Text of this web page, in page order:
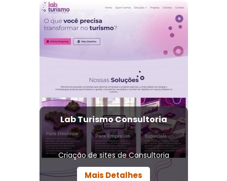
Lab Turismo Consultoria
Criação de sites de Consultoria
Mais Detalhes